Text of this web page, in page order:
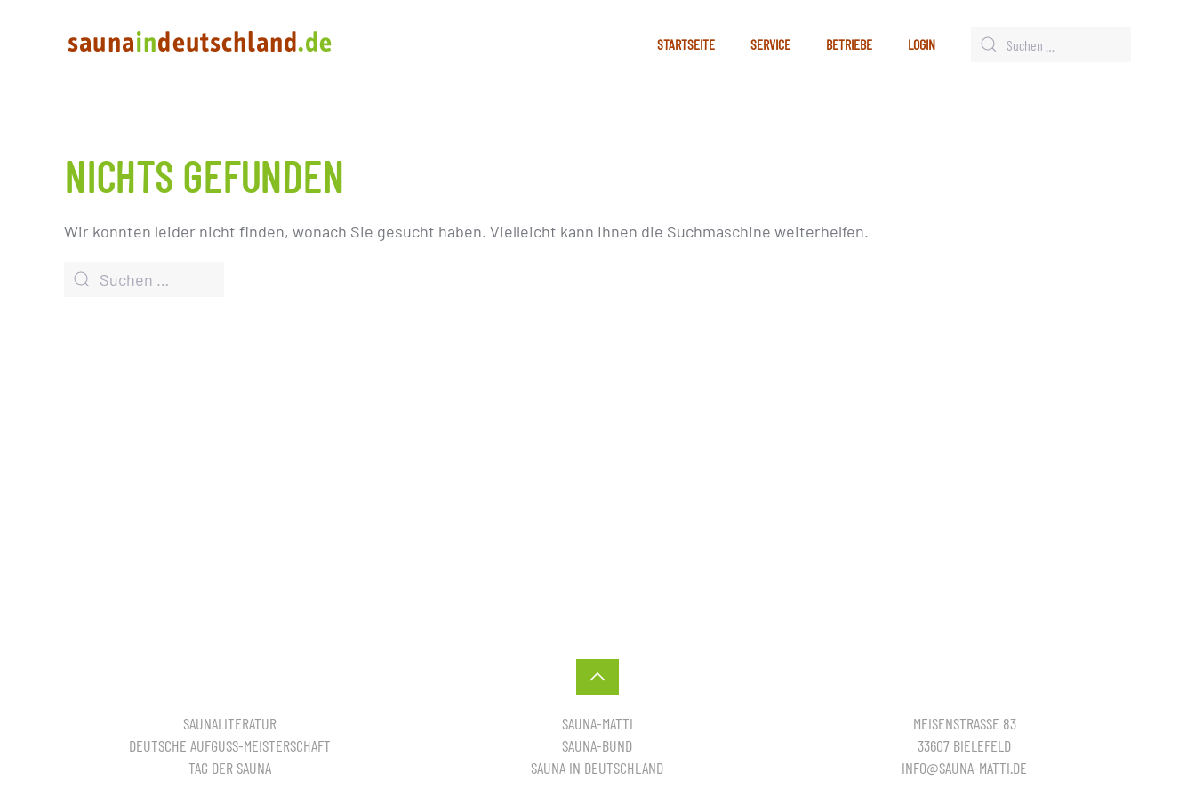
STARTSEITE SERVICE BETRIEBE LOGIN
NICHTS GEFUNDEN
Wir konnten leider nicht finden, wonach Sie gesucht haben. Vielleicht kann Ihnen die Suchmaschine weiterhelfen.
SAUNALITERATUR
DEUTSCHE AUFGUSS-MEISTERSCHAFT
TAG DER SAUNA
SAUNA-MATTI
SAUNA-BUND
SAUNA IN DEUTSCHLAND
MEISENSTRASSE 83
33607 BIELEFELD
INFO@SAUNA-MATTI.DE